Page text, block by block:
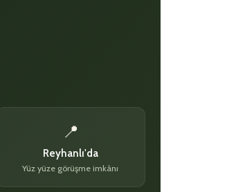
📍
Reyhanlı'da
Yüz yüze görüşme imkânı